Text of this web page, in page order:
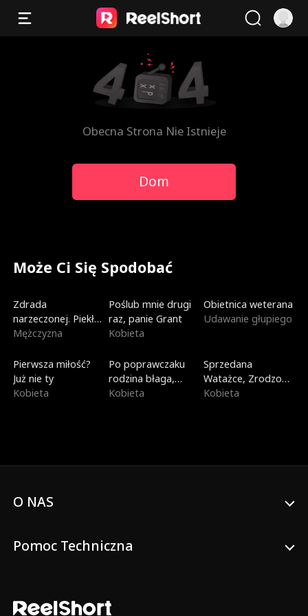
Obecna Strona Nie Istnieje
Dom
Może Ci Się Spodobać
Zdrada
narzeczonej. Piekło
Dantego
Mężczyzna
Poślub mnie drugi
raz, panie Grant
Kobieta
Obietnica weterana
Udawanie głupiego
Pierwsza miłość?
Już nie ty
Kobieta
Po poprawczaku
rodzina błaga,
żebym wróciła
Kobieta
Sprzedana
Watażce, Zrodzona
dla Nieba
Kobieta
O NAS
Pomoc Techniczna